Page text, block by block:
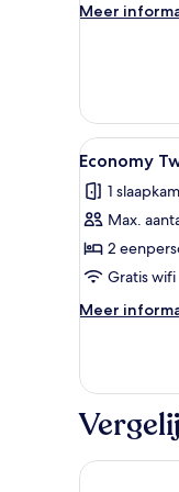
Meer
Meer
Room
Alle
foto's
voor
Economy
Twin
Cave
Room
laden
8
Economy
1
Max.
2
Gratis wifi
Meer
Meer
Twin
Room
Hera Cave